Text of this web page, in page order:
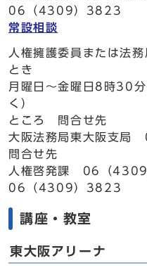
06（4309）3823
常設相談
人権擁護委員または法
とき
月曜日～金曜日8時30
く）
ところ 問合せ先
大阪法務局東大阪支
問合せ先
人権啓発課 06（
06（4309）3823
講座・教室
東大阪アリーナ